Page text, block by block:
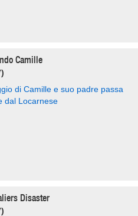
Camille
di Camille e suo padre passa
dal Locarnese
Disaster